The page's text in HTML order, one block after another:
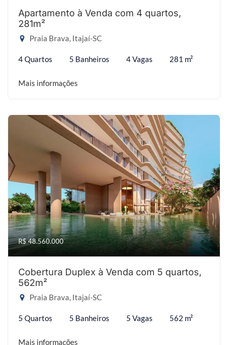
Apartamento à Venda com 4 quartos,
281m²
Praia Brava, Itajaí-SC
4 Quartos 5 Banheiros 4 Vagas 281 m²
Mais informações
R$ 48.560.000
Cobertura Duplex à Venda com 5 quartos,
562m²
Praia Brava, Itajaí-SC
5 Quartos 5 Banheiros 5 Vagas 562 m²
Mais informações